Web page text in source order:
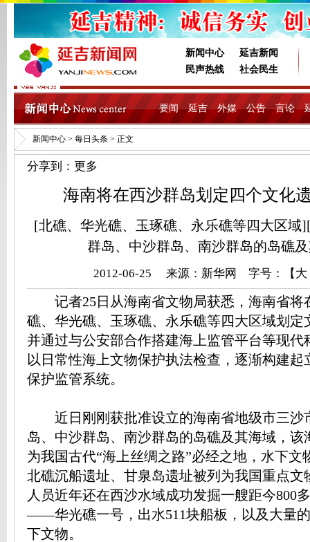
新闻中心
延吉新闻
民声热线
社会民生
要闻 延吉 外媒 公告 言论
新闻中心 > 每日头条 > 正文
分享到： 更多
海南将在西沙群岛划定四个文化
[北礁、华光礁、玉琢礁、永乐礁等四大区域
群岛、中沙群岛、南沙群岛的岛礁
2012-06-25 来源： 新华网 字号：【 大
记者25日从海南省文物局获悉，海南省将
礁、华光礁、玉琢礁、永乐礁等四大区域划定
并通过与公安部合作搭建海上监管平台等现代
以日常性海上文物保护执法检查，逐渐构建起
保护监管系统。
近日刚刚获批准设立的海南省地级市三沙
岛、中沙群岛、南沙群岛的岛礁及其海域，该
为我国古代“海上丝绸之路”必经之地，水下文
北礁沉船遗址、甘泉岛遗址被列为我国重点文
人员近年还在西沙水域成功发掘一艘距今800
——华光礁一号，出水511块船板，以及大量
下文物。